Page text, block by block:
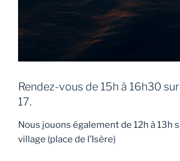
Rendez-vous de 15h à 16h30
17.
Nous jouons également de 12h à 13h
village (place de l’Isère)